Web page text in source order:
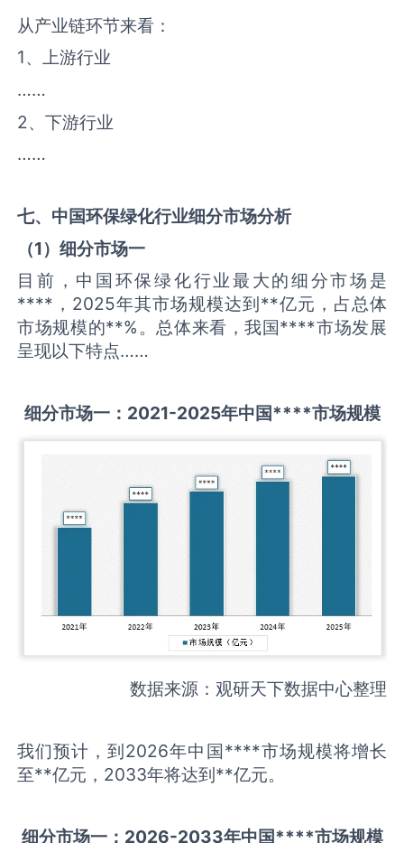
从产业链环节来看：
1、上游行业
……
2、下游行业
……
七、中国环保绿化行业细分市场分析
（1）细分市场一
目前，中国环保绿化行业最大的细分市场是
****，2025年其市场规模达到**亿元，占总体
市场规模的**%。总体来看，我国****市场发展
呈现以下特点……
细分市场一： 2021-2025年中国****市场规模
数据来源：观研天下数据中心整理
我们预计，到2026年中国****市场规模将增长
至**亿元，2033年将达到**亿元。
细分市场一： 2026-2033年中国****市场规模